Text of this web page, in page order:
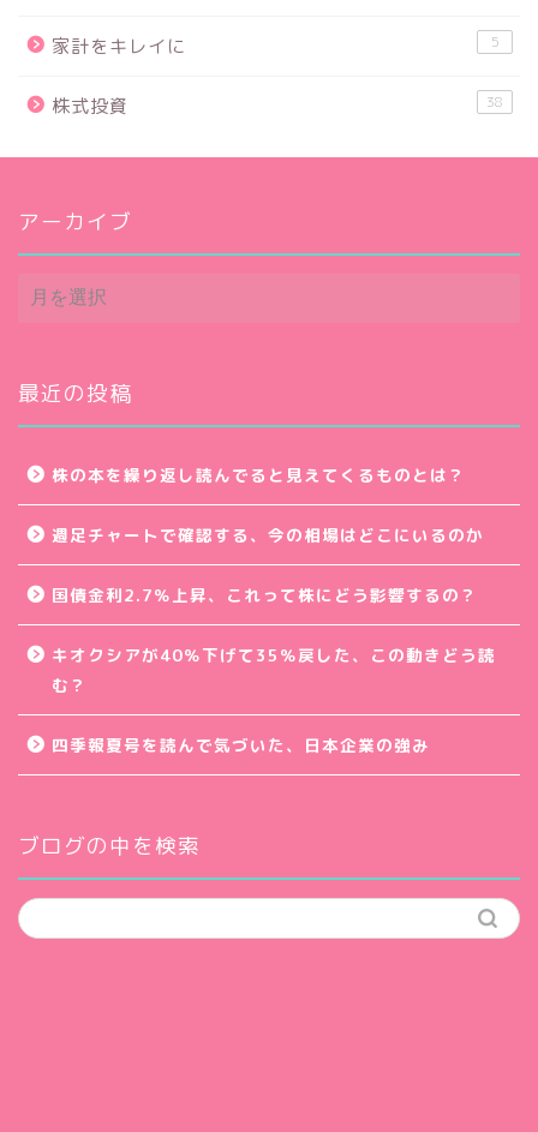
家計をキレイに 5
株式投資 38
アーカイブ
ア
ー
ブ
最近の投稿
株の本を繰り返し読んでると見えてくるものとは？
週足チャートで確認する、今の相場はどこにいるのか
国債金利2.7％上昇、これって株にどう影響するの？
キオクシアが40％下げて35％戻した、この動きどう読
む？
四季報夏号を読んで気づいた、日本企業の強み
ブログの中を検索